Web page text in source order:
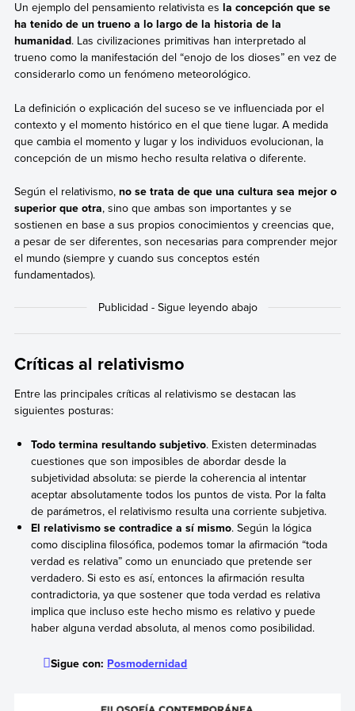
Un ejemplo del pensamiento relativista es la concepción que se
ha tenido de un trueno a lo largo de la historia de la
humanidad. Las civilizaciones primitivas han interpretado al
trueno como la manifestación del “enojo de los dioses” en vez de
considerarlo como un fenómeno meteorológico.
La definición o explicación del suceso se ve influenciada por el
contexto y el momento histórico en el que tiene lugar. A medida
que cambia el momento y lugar y los individuos evolucionan, la
concepción de un mismo hecho resulta relativa o diferente.
Según el relativismo, no se trata de que una cultura sea mejor o
superior que otra, sino que ambas son importantes y se
sostienen en base a sus propios conocimientos y creencias que,
a pesar de ser diferentes, son necesarias para comprender mejor
el mundo (siempre y cuando sus conceptos estén
fundamentados).
Críticas al relativismo
Entre las principales críticas al relativismo se destacan las
siguientes posturas:
Todo termina resultando subjetivo. Existen determinadas
cuestiones que son imposibles de abordar desde la
subjetividad absoluta: se pierde la coherencia al intentar
aceptar absolutamente todos los puntos de vista. Por la falta
de parámetros, el relativismo resulta una corriente subjetiva.
El relativismo se contradice a sí mismo. Según la lógica
como disciplina filosófica, podemos tomar la afirmación “toda
verdad es relativa” como un enunciado que pretende ser
verdadero. Si esto es así, entonces la afirmación resulta
contradictoria, ya que sostener que toda verdad es relativa
implica que incluso este hecho mismo es relativo y puede
haber alguna verdad absoluta, al menos como posibilidad.
Sigue con: Posmodernidad